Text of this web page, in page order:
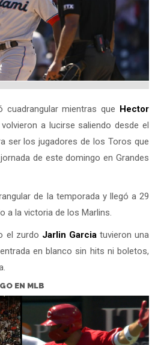
cuadrangular mientras que Hector
volvieron a lucirse saliendo desde el
ser los jugadores de los Toros que
de este domingo en Grandes
de la temporada y llegó a 29
a la victoria de los Marlins.
el zurdo Jarlin Garciatuvieron una
en blanco sin hits ni boletos,
EN MLB